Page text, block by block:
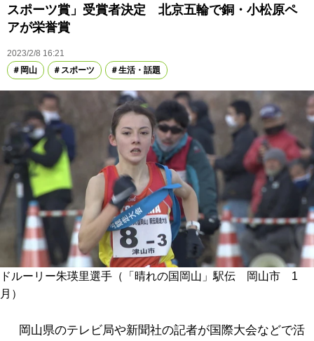
スポーツ賞」受賞者決定 北京五輪で銅・小松原ペ
アが栄誉賞
2023/2/8 16:21
岡山
スポーツ 生活・話題
ドルーリー朱瑛里選手（「晴れの国岡山」駅伝 岡山市 1
月）
岡山県のテレビ局や新聞社の記者が国際大会などで活